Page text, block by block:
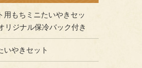
用もちミニたいやきセッ
リジナル保冷バック付き
いやきセット